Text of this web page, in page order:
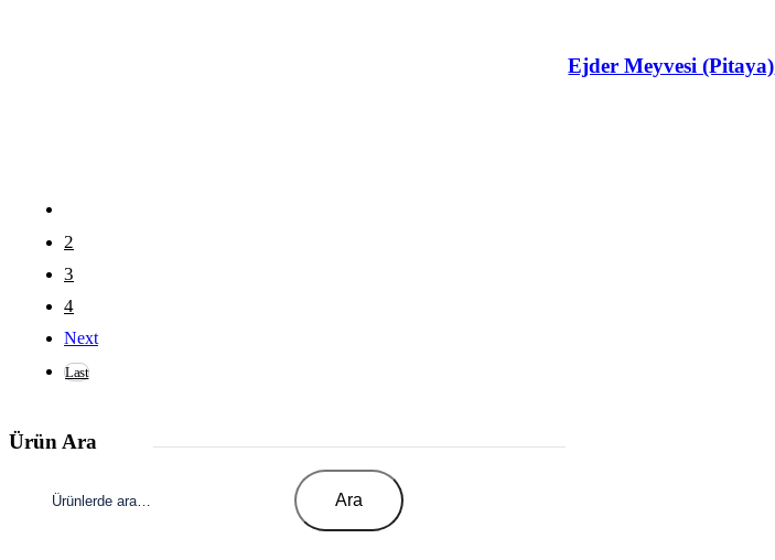
Ejder Meyvesi (Pitaya)
2
3
4
Next
Last
Ürün Ara
Ara